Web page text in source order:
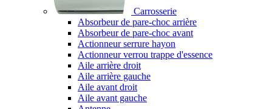
Carrosserie
Absorbeur de pare-choc arrière
Absorbeur de pare-choc avant
Actionneur serrure hayon
Actionneur verrou trappe d'essence
Aile arrière droit
Aile arrière gauche
Aile avant droit
Aile avant gauche